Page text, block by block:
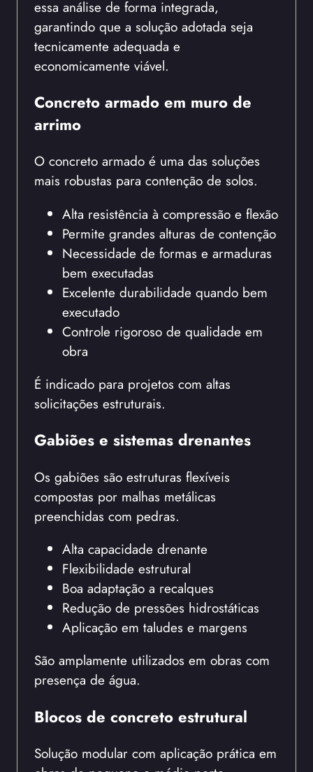
essa análise de forma integrada,
garantindo que a solução adotada seja
tecnicamente adequada e
economicamente viável.
Concreto armado em muro de
arrimo
O concreto armado é uma das soluções
mais robustas para contenção de solos.
Alta resistência à compressão e flexão
Permite grandes alturas de contenção
Necessidade de formas e armaduras
bem executadas
Excelente durabilidade quando bem
executado
Controle rigoroso de qualidade em
obra
É indicado para projetos com altas
solicitações estruturais.
Gabiões e sistemas drenantes
Os gabiões são estruturas flexíveis
compostas por malhas metálicas
preenchidas com pedras.
Alta capacidade drenante
Flexibilidade estrutural
Boa adaptação a recalques
Redução de pressões hidrostáticas
Aplicação em taludes e margens
São amplamente utilizados em obras com
presença de água.
Blocos de concreto estrutural
Solução modular com aplicação prática em